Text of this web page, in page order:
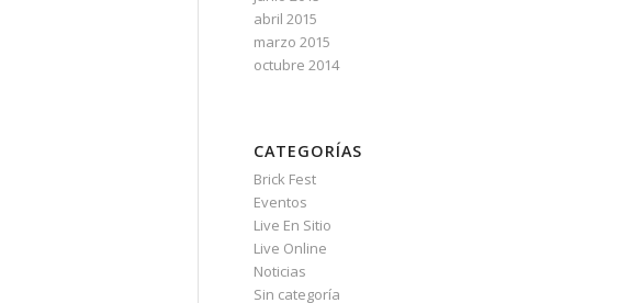
abril 2015
marzo 2015
octubre 2014
CATEGORÍAS
Brick Fest
Eventos
Live En Sitio
Live Online
Noticias
Sin categoría